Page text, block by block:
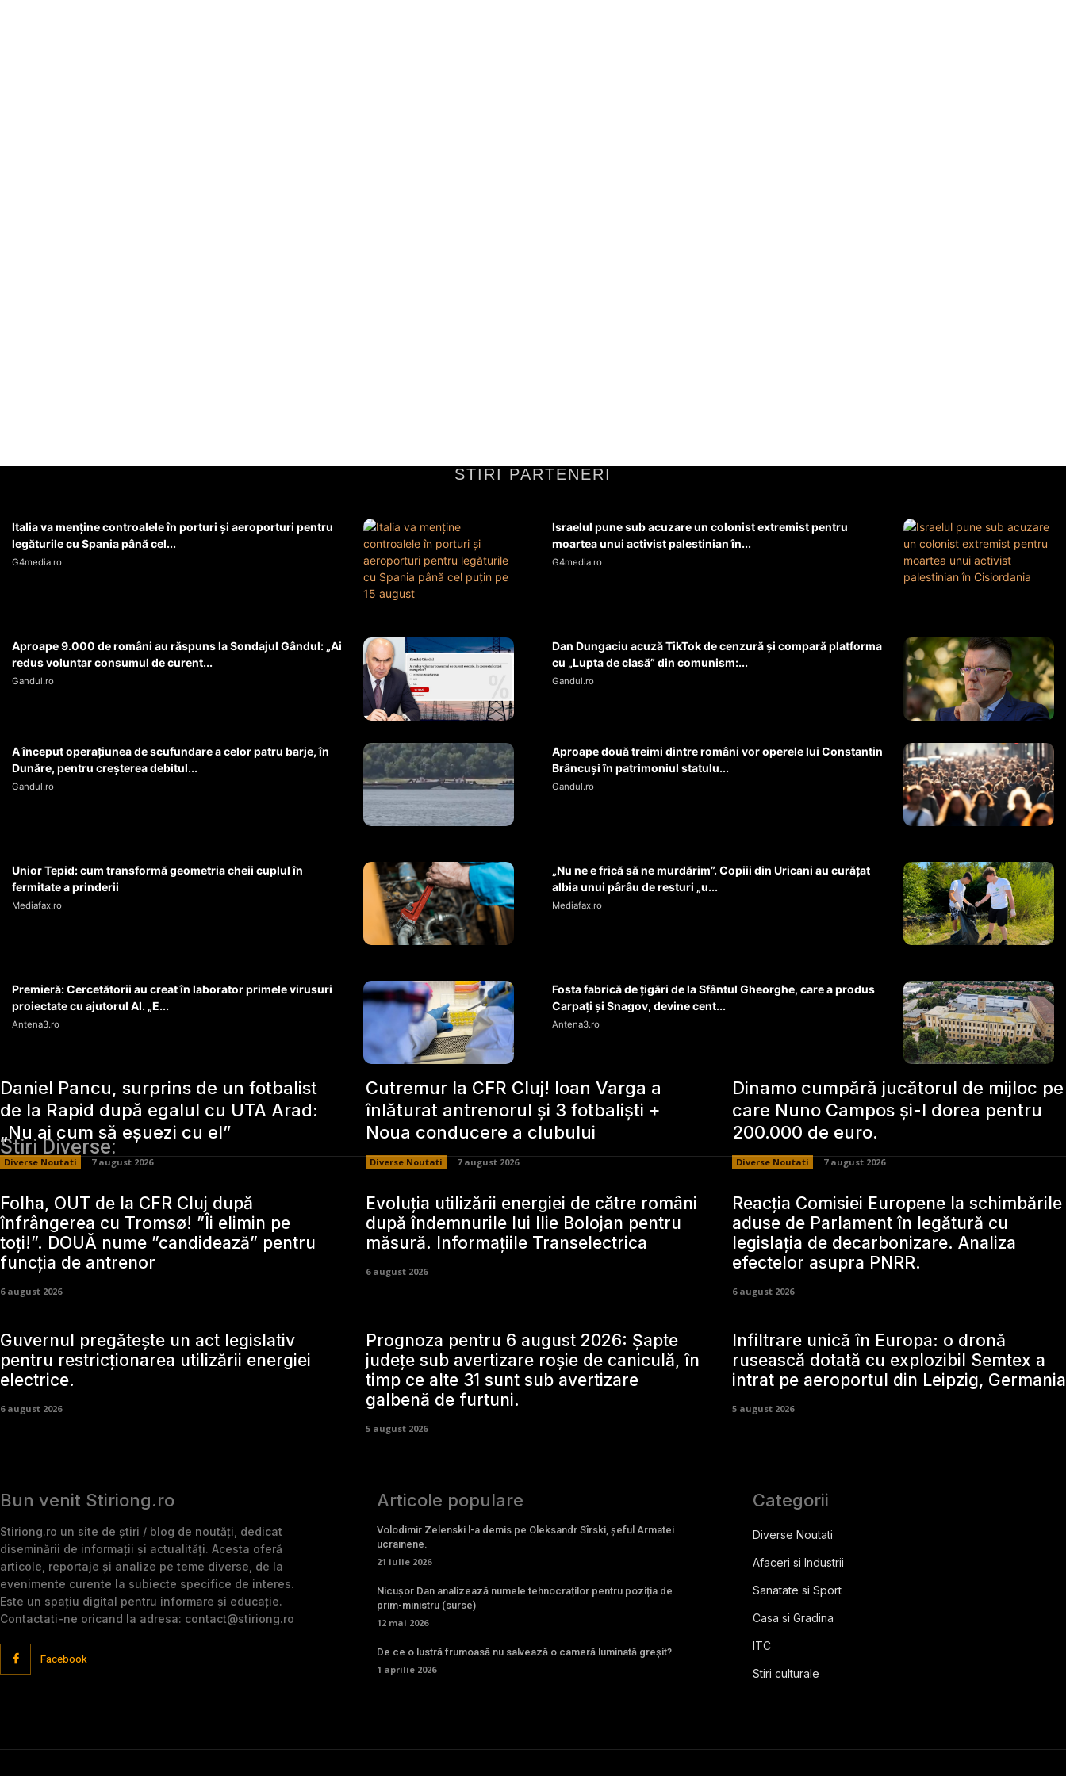
STIRI PARTENERI
Italia va menţine controalele în porturi şi aeroporturi pentru
legăturile cu Spania până cel...
G4media.ro
Israelul pune sub acuzare un colonist extremist pentru
moartea unui activist palestinian în...
G4media.ro
Aproape 9.000 de români au răspuns la Sondajul Gândul: „Ai
redus voluntar consumul de curent...
Gandul.ro
Dan Dungaciu acuză TikTok de cenzură și compară platforma
cu „Lupta de clasă” din comunism:...
Gandul.ro
A început operaţiunea de scufundare a celor patru barje, în
Dunăre, pentru creşterea debitul...
Gandul.ro
Aproape două treimi dintre români vor operele lui Constantin
Brâncuși în patrimoniul statulu...
Gandul.ro
Unior Tepid: cum transformă geometria cheii cuplul în
fermitate a prinderii
Mediafax.ro
„Nu ne e frică să ne murdărim”. Copiii din Uricani au curățat
albia unui pârâu de resturi „u...
Mediafax.ro
Premieră: Cercetătorii au creat în laborator primele virusuri
proiectate cu ajutorul AI. „E...
Antena3.ro
Fosta fabrică de țigări de la Sfântul Gheorghe, care a produs
Carpați și Snagov, devine cent...
Antena3.ro
Stiri Diverse:
Daniel Pancu, surprins de un fotbalist
de la Rapid după egalul cu UTA Arad:
„Nu ai cum să eșuezi cu el”
Diverse Noutati 7 august 2026
Cutremur la CFR Cluj! Ioan Varga a
înlăturat antrenorul și 3 fotbaliști +
Noua conducere a clubului
Diverse Noutati 7 august 2026
Dinamo cumpără jucătorul de mijloc pe
care Nuno Campos și-l dorea pentru
200.000 de euro.
Diverse Noutati 7 august 2026
Folha, OUT de la CFR Cluj după
înfrângerea cu Tromsø! ”Îi elimin pe
toți!”. DOUĂ nume ”candidează” pentru
funcția de antrenor
6 august 2026
Evoluția utilizării energiei de către români
după îndemnurile lui Ilie Bolojan pentru
măsură. Informațiile Transelectrica
6 august 2026
Reacția Comisiei Europene la schimbările
aduse de Parlament în legătură cu
legislația de decarbonizare. Analiza
efectelor asupra PNRR.
6 august 2026
Guvernul pregătește un act legislativ
pentru restricționarea utilizării energiei
electrice.
6 august 2026
Prognoza pentru 6 august 2026: Șapte
județe sub avertizare roșie de caniculă, în
timp ce alte 31 sunt sub avertizare
galbenă de furtuni.
5 august 2026
Infiltrare unică în Europa: o dronă
rusească dotată cu explozibil Semtex a
intrat pe aeroportul din Leipzig, Germania
5 august 2026
Bun venit Stiriong.ro
Stiriong.ro un site de știri / blog de noutăți, dedicat
diseminării de informații și actualități. Acesta oferă
articole, reportaje și analize pe teme diverse, de la
evenimente curente la subiecte specifice de interes.
Este un spațiu digital pentru informare și educație.
Contactati-ne oricand la adresa: contact@stiriong.ro
Facebook
Articole populare
Volodimir Zelenski l-a demis pe Oleksandr Sîrski, șeful Armatei
ucrainene.
21 iulie 2026
Nicușor Dan analizează numele tehnocraților pentru poziția de
prim-ministru (surse)
12 mai 2026
De ce o lustră frumoasă nu salvează o cameră luminată greșit?
1 aprilie 2026
Categorii
Diverse Noutati
Afaceri si Industrii
Sanatate si Sport
Casa si Gradina
ITC
Stiri culturale